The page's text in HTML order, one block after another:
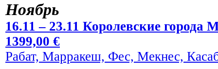
Ноябрь
16.11 – 23.11 Королевские
1399,00 €
Рабат, Марракеш, Фес, Мекнес,